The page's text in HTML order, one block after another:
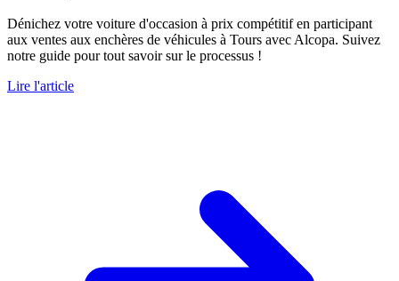
Dénichez votre voiture d'occasion à prix compétitif en participant
aux ventes aux enchères de véhicules à Tours avec Alcopa. Suivez
notre guide pour tout savoir sur le processus !
Lire l'article